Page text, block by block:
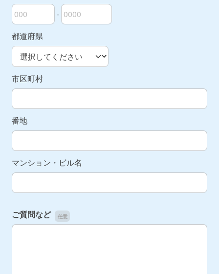
郵便番号の上3桁
-
郵便番号の下4桁
都道府県
市区町村
番地
マンション・ビル名
ご質問など
ご質問など